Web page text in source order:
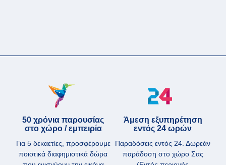
50 χρόνια παρουσίας
στο χώρο / εμπειρία
Για 5 δεκαετίες, προσφέρουμε
ποιοτικά διαφημιστικά δώρα
Άμεση εξυπηρέτηση
εντός 24 ωρών
Παραδόσεις εντός 24. Δωρεάν
παράδοση στο χώρο Σας